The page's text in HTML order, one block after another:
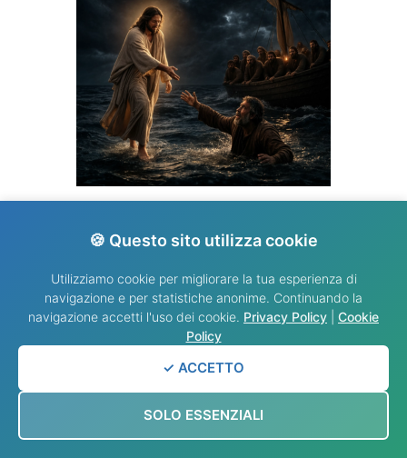
🍪 Questo sito utilizza cookie
Utilizziamo cookie per migliorare la tua esperienza di
navigazione e per statistiche anonime. Continuando la
navigazione accetti l'uso dei cookie. Privacy Policy
Cookie
Policy
✓ ACCETTO
SOLO ESSENZIALI